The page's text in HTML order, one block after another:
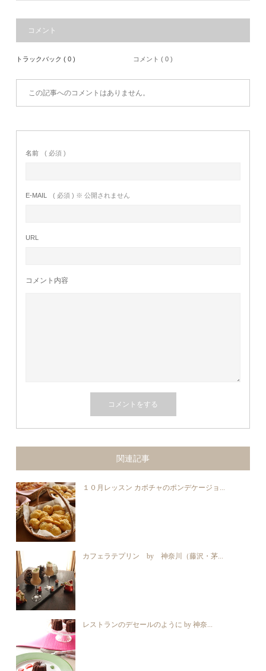
コメント
トラックバック ( 0 ) コメント ( 0 )
この記事へのコメントはありません。
名前 ( 必須 )
E-MAIL ( 必須 ) ※ 公開されません
URL
コメント内容
関連記事
１０月レッスン カボチャのポンデケージョ...
カフェラテプリン by 神奈川（藤沢・茅...
レストランのデセールのように by 神奈...